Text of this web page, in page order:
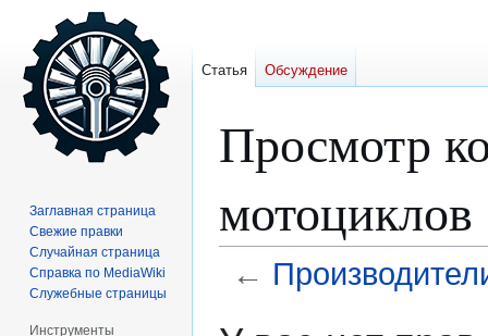
Просмотр
мотоциклов
←
Статья Обсуждение
Заглавная страница
Свежие правки
Случайная страница
Справка по MediaWiki
Служебные страницы
Инструменты